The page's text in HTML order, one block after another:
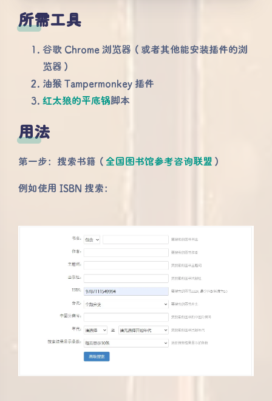
所需工具
谷歌 Chrome 浏览器（或者其他能安装插件的浏
览器）
油猴 Tampermonkey 插件
红太狼的平底锅脚本
用法
第一步：搜索书籍（全国图书馆参考咨询联盟 ）
例如使用 ISBN 搜索：